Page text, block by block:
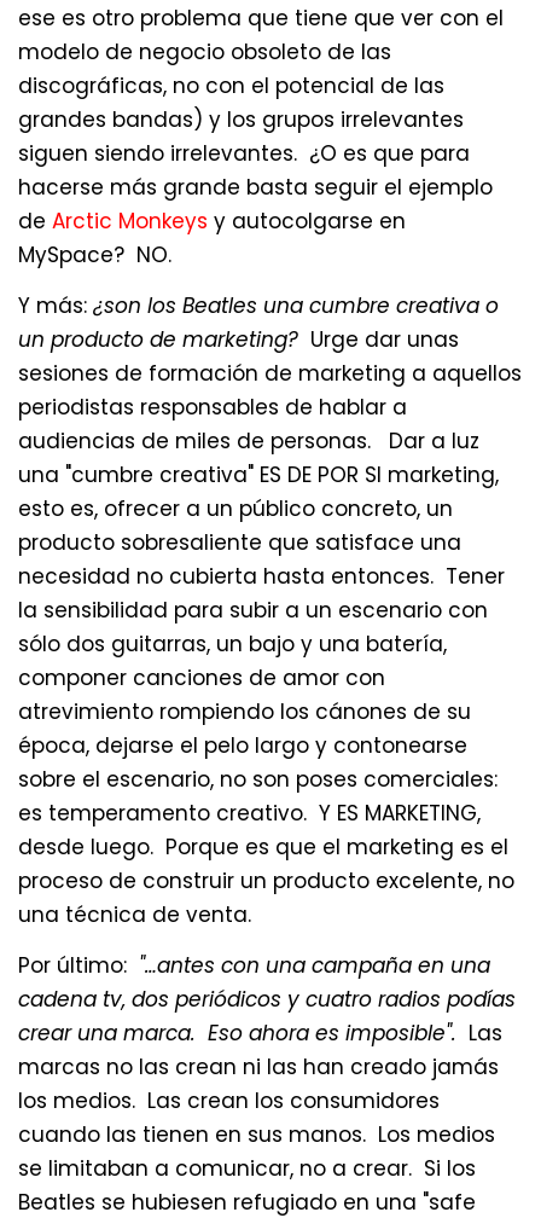
ese es otro problema que tiene que ver con el
modelo de negocio obsoleto de las
discográficas, no con el potencial de las
grandes bandas) y los grupos irrelevantes
siguen siendo irrelevantes. ¿O es que para
hacerse más grande basta seguir el ejemplo
de Arctic Monkeys y autocolgarse en
MySpace? NO.
Y más: ¿son los Beatles una cumbre creativa o
un producto de marketing? Urge dar unas
sesiones de formación de marketing a aquellos
periodistas responsables de hablar a
audiencias de miles de personas. Dar a luz
una "cumbre creativa" ES DE POR SI marketing,
esto es, ofrecer a un público concreto, un
producto sobresaliente que satisface una
necesidad no cubierta hasta entonces. Tener
la sensibilidad para subir a un escenario con
sólo dos guitarras, un bajo y una batería,
componer canciones de amor con
atrevimiento rompiendo los cánones de su
época, dejarse el pelo largo y contonearse
sobre el escenario, no son poses comerciales:
es temperamento creativo. Y ES MARKETING,
desde luego. Porque es que el marketing es el
proceso de construir un producto excelente, no
una técnica de venta.
Por último: "…antes con una campaña en una
cadena tv, dos periódicos y cuatro radios podías
crear una marca. Eso ahora es imposible". Las
marcas no las crean ni las han creado jamás
los medios. Las crean los consumidores
cuando las tienen en sus manos. Los medios
se limitaban a comunicar, no a crear. Si los
Beatles se hubiesen refugiado en una "safe